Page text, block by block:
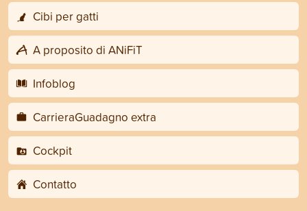
Cibi per gatti
A proposito di ANiFiT
Infoblog
CarrieraGuadagno extra
Cockpit
Contatto